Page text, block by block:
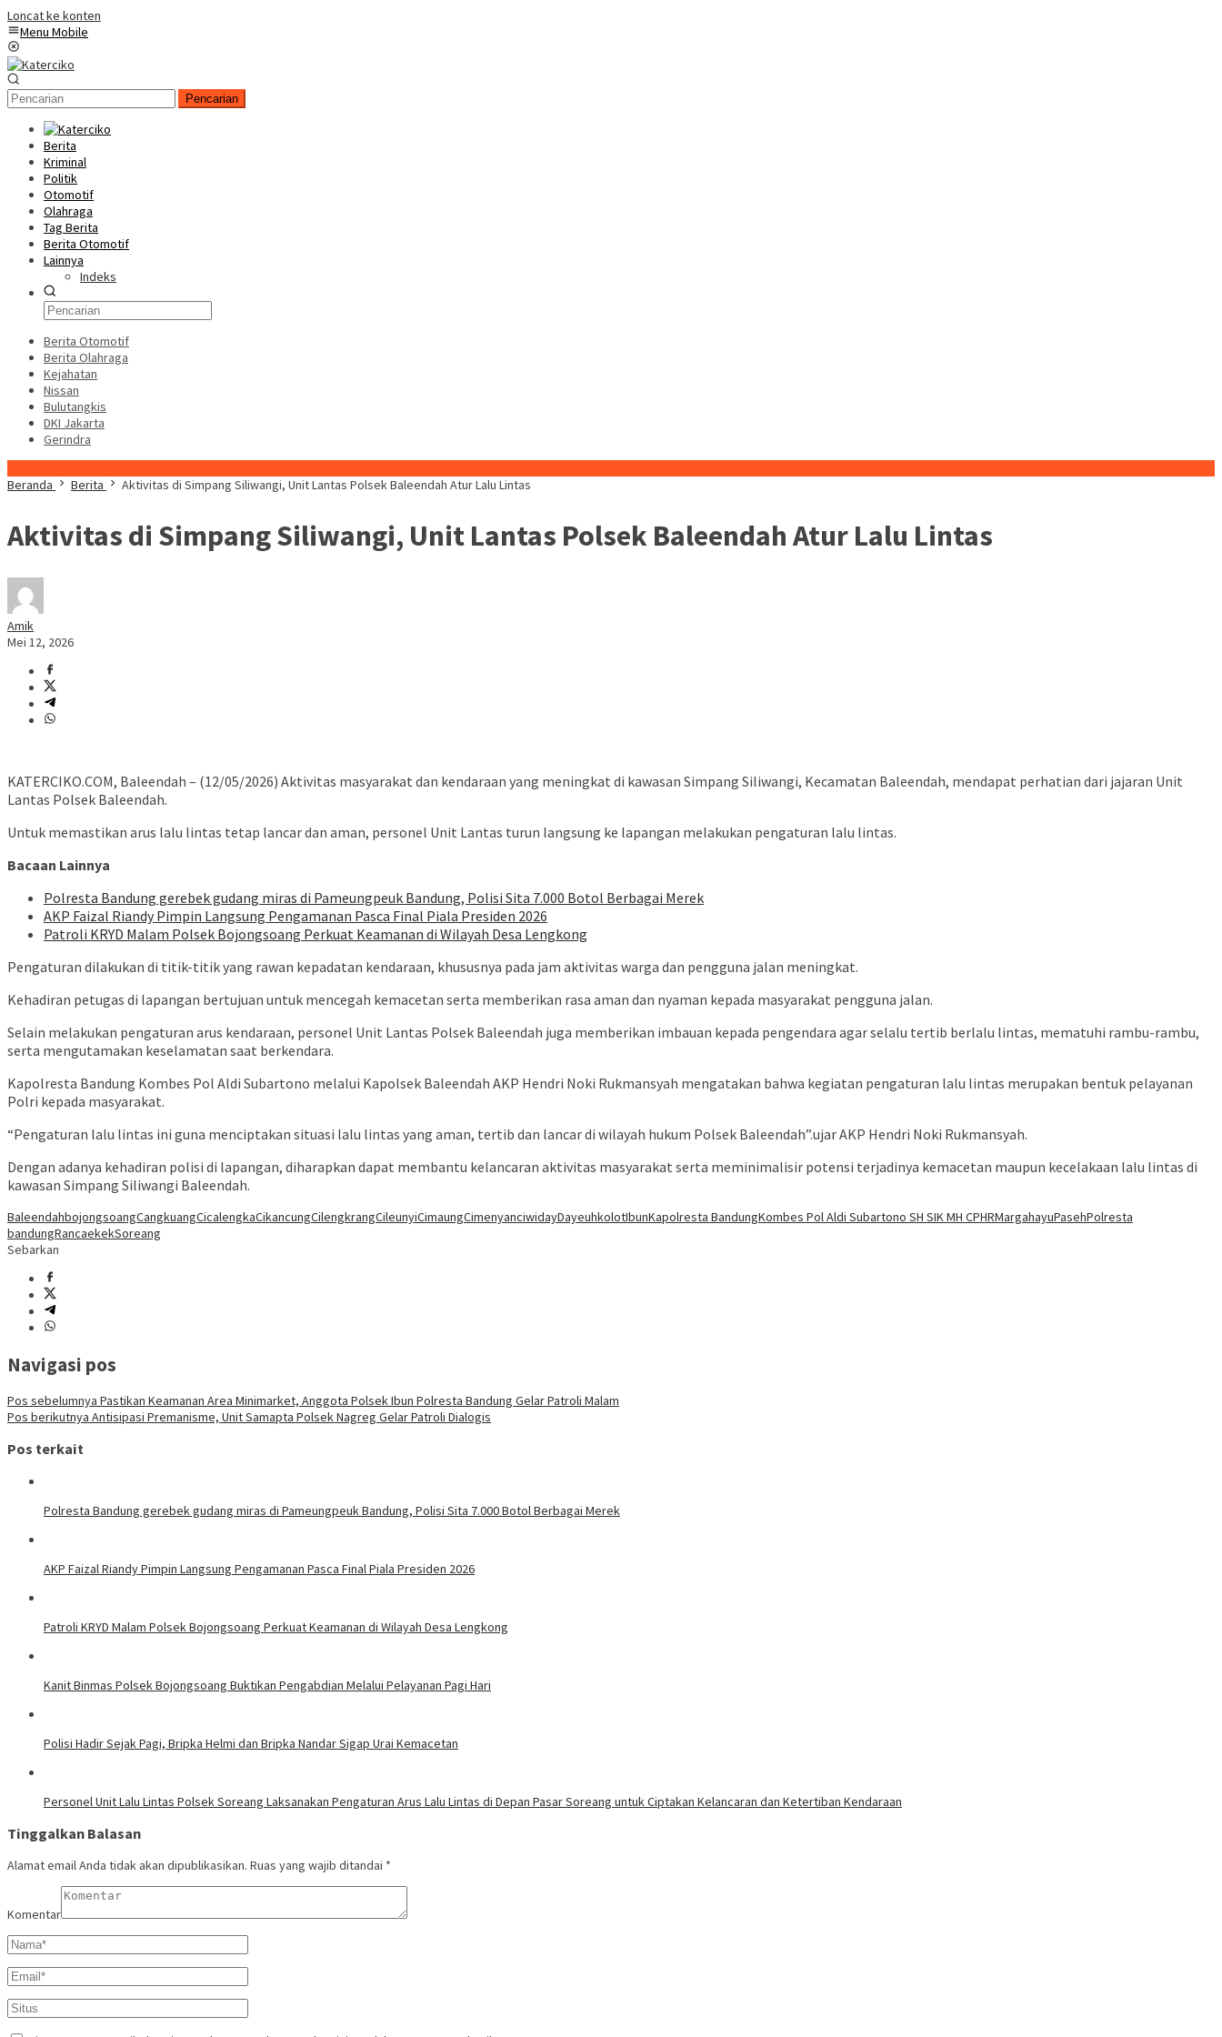
Loncat ke konten
Menu Mobile
Pencarian
Berita
Kriminal
Politik
Otomotif
Olahraga
Tag Berita
Berita Otomotif
Lainnya
Indeks
Berita Otomotif
Berita Olahraga
Kejahatan
Nissan
Bulutangkis
DKI Jakarta
Gerindra
Beranda
Berita Aktivitas di Simpang Siliwangi, Unit Lantas Polsek Baleendah Atur Lalu Lintas
Aktivitas di Simpang Siliwangi, Unit Lantas Polsek Baleendah Atur Lalu Lintas
Amik
Mei 12, 2026
KATERCIKO.COM, Baleendah – (12/05/2026) Aktivitas masyarakat dan kendaraan yang meningkat di kawasan Simpang Siliwangi, Kecamatan Baleendah, mendapat perhatian dari jajaran Unit
Lantas Polsek Baleendah.
Untuk memastikan arus lalu lintas tetap lancar dan aman, personel Unit Lantas turun langsung ke lapangan melakukan pengaturan lalu lintas.
Bacaan Lainnya
Polresta Bandung gerebek gudang miras di Pameungpeuk Bandung, Polisi Sita 7.000 Botol Berbagai Merek
AKP Faizal Riandy Pimpin Langsung Pengamanan Pasca Final Piala Presiden 2026
Patroli KRYD Malam Polsek Bojongsoang Perkuat Keamanan di Wilayah Desa Lengkong
Pengaturan dilakukan di titik-titik yang rawan kepadatan kendaraan, khususnya pada jam aktivitas warga dan pengguna jalan meningkat.
Kehadiran petugas di lapangan bertujuan untuk mencegah kemacetan serta memberikan rasa aman dan nyaman kepada masyarakat pengguna jalan.
Selain melakukan pengaturan arus kendaraan, personel Unit Lantas Polsek Baleendah juga memberikan imbauan kepada pengendara agar selalu tertib berlalu lintas, mematuhi rambu-rambu,
serta mengutamakan keselamatan saat berkendara.
Kapolresta Bandung Kombes Pol Aldi Subartono melalui Kapolsek Baleendah AKP Hendri Noki Rukmansyah mengatakan bahwa kegiatan pengaturan lalu lintas merupakan bentuk pelayanan
Polri kepada masyarakat.
“Pengaturan lalu lintas ini guna menciptakan situasi lalu lintas yang aman, tertib dan lancar di wilayah hukum Polsek Baleendah”.ujar AKP Hendri Noki Rukmansyah.
Dengan adanya kehadiran polisi di lapangan, diharapkan dapat membantu kelancaran aktivitas masyarakat serta meminimalisir potensi terjadinya kemacetan maupun kecelakaan lalu lintas di
kawasan Simpang Siliwangi Baleendah.
BaleendahbojongsoangCangkuangCicalengkaCikancungCilengkrangCileunyiCimaungCimenyanciwidayDayeuhkolotIbunKapolresta BandungKombes Pol Aldi Subartono SH SIK MH CPHRMargahayuPasehPolresta
bandungRancaekekSoreang
Sebarkan
Navigasi pos
Pos sebelumnya Pastikan Keamanan Area Minimarket, Anggota Polsek Ibun Polresta Bandung Gelar Patroli Malam
Pos berikutnya Antisipasi Premanisme, Unit Samapta Polsek Nagreg Gelar Patroli Dialogis
Pos terkait
Polresta Bandung gerebek gudang miras di Pameungpeuk Bandung, Polisi Sita 7.000 Botol Berbagai Merek
AKP Faizal Riandy Pimpin Langsung Pengamanan Pasca Final Piala Presiden 2026
Patroli KRYD Malam Polsek Bojongsoang Perkuat Keamanan di Wilayah Desa Lengkong
Kanit Binmas Polsek Bojongsoang Buktikan Pengabdian Melalui Pelayanan Pagi Hari
Polisi Hadir Sejak Pagi, Bripka Helmi dan Bripka Nandar Sigap Urai Kemacetan
Personel Unit Lalu Lintas Polsek Soreang Laksanakan Pengaturan Arus Lalu Lintas di Depan Pasar Soreang untuk Ciptakan Kelancaran dan Ketertiban Kendaraan
Tinggalkan Balasan
Alamat email Anda tidak akan dipublikasikan. Ruas yang wajib ditandai *
Komentar